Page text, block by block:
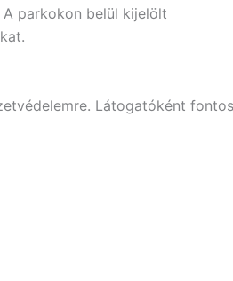
parkokon belül kijelölt
Látogatóként